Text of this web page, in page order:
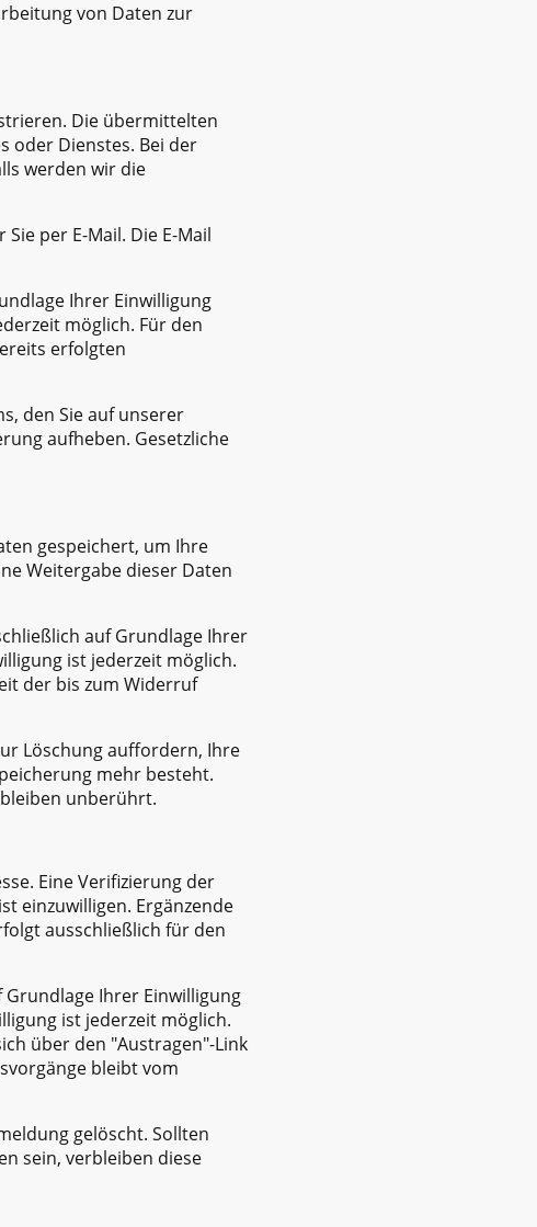
von Daten zur
Die übermittelten
oder Dienstes. Bei der
werden wir die
per E-Mail. Die E-Mail
Ihrer Einwilligung
möglich. Für den
erfolgten
den Sie auf unserer
aufheben. Gesetzliche
gespeichert, um Ihre
Weitergabe dieser Daten
auf Grundlage Ihrer
ist jederzeit möglich.
der bis zum Widerruf
Löschung auffordern, Ihre
mehr besteht.
unberührt.
Eine Verifizierung der
einzuwilligen. Ergänzende
ausschließlich für den
Ihrer Einwilligung
ist jederzeit möglich.
über den "Austragen"-Link
bleibt vom
gelöscht. Sollten
sein, verbleiben diese